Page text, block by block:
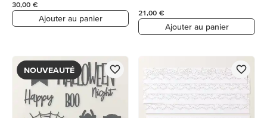
30,00 €
Ajouter au panier
21,00 €
Ajouter au panier
NOUVEAUTÉ